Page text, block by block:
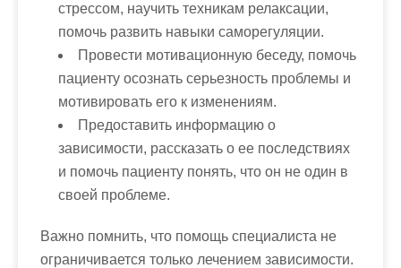
стрессом, научить техникам релаксации,
помочь развить навыки саморегуляции.
Провести мотивационную беседу, помочь
пациенту осознать серьезность проблемы и
мотивировать его к изменениям.
Предоставить информацию о
зависимости, рассказать о ее последствиях
и помочь пациенту понять, что он не один в
своей проблеме.
Важно помнить, что помощь специалиста не
ограничивается только лечением зависимости.